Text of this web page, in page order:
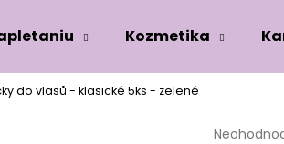
Kozmetika
do vlasů - klasické 5ks - zelené
Průměrné
Co potřebujete najít?